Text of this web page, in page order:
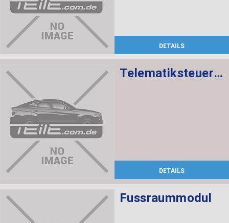
DETAILS
Telematiksteuergerät
DETAILS
Fussraummodul